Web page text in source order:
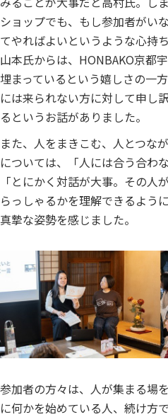
ショップでも、もし参加者がい
てやればよいというような心持
山本氏からは、HONBAKO京都
埋まっているという嬉しさの一
には来られない方に対して申し
るというお話がありました。
また、人をまきこむ、人とつな
については、「人には合う合わ
「とにかく対話が大事。その人
らっしゃるかを理解できるよう
真摯な姿勢を感じました。
参加者の方々は、人が集まる場
に何かを始めている人、続け方